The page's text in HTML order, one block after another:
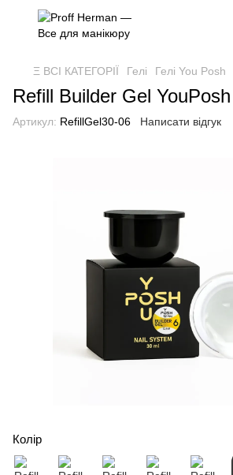
Ξ ВСІ КАТЕГОРІЇ Гелі Гелі You Posh
Refill Builder Gel
Артикул: RefillGel30-06 Написати відгук
Колір